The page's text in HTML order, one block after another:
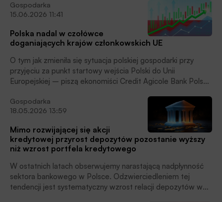
w swoim najnowszym opracowaniu z cyklu MAKROmapa
zatytułowanym „Program SAFE podbije wzrost
Polsce”
Gospodarka
15.06.2026 11:41
Polska nadal w czołówce
doganiających krajów członkowskich UE
O tym jak zmieniła się sytuacja polskiej gospodarki przy
przyjęciu za punkt startowy wejścia Polski do Unii
Europejskiej – piszą ekonomiści Credit Agicole Bank Polska
całości fragment tego opracowania poświęcony zmianom
w naszej gospodarce od 1989 i 2004 roku.
Gospodarka
18.05.2026 13:59
Mimo rozwijającej się akcji
kredytowej przyrost depozytów pozostanie wyższy
niż wzrost portfela kredytowego
W ostatnich latach obserwujemy narastającą nadpłynność
sektora bankowego w Polsce. Odzwierciedleniem tej
tendencji jest systematyczny wzrost relacji depozytów w